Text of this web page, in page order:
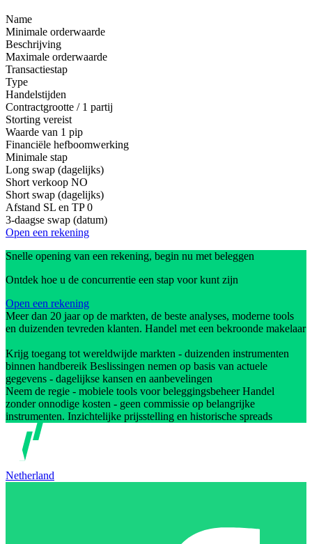
Name
Minimale orderwaarde
Beschrijving
Maximale orderwaarde
Transactiestap
Type
Handelstijden
Contractgrootte / 1 partij
Storting vereist
Waarde van 1 pip
Financiële hefboomwerking
Minimale stap
Long swap (dagelijks)
Short verkoop NO
Short swap (dagelijks)
Afstand SL en TP 0
3-daagse swap (datum)
Open een rekening
Snelle opening van een rekening, begin nu met beleggen
Ontdek hoe u de concurrentie een stap voor kunt zijn
Open een rekening
Meer dan 20 jaar op de markten, de beste analyses, moderne tools
en duizenden tevreden klanten. Handel met een bekroonde makelaar
Krijg toegang tot wereldwijde markten - duizenden instrumenten
binnen handbereik Beslissingen nemen op basis van actuele
gegevens - dagelijkse kansen en aanbevelingen
Neem de regie - mobiele tools voor beleggingsbeheer Handel
zonder onnodige kosten - geen commissie op belangrijke
instrumenten. Inzichtelijke prijsstelling en historische spreads
Netherland